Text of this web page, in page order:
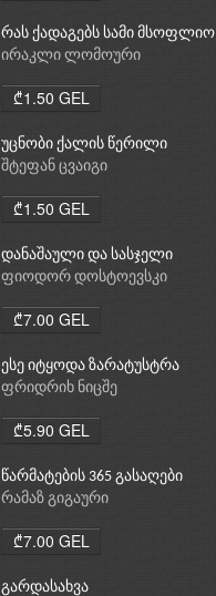
რას ქადაგებს სამი მსოფლიო
რელიგია: ბუდიზმი,
ირაკლი ლომოური
₾1.50 GEL
უცნობი ქალის წერილი
შტეფან ცვაიგი
₾1.50 GEL
დანაშაული და სასჯელი
ფიოდორ დოსტოევსკი
₾7.00 GEL
ესე იტყოდა ზარატუსტრა
ფრიდრიხ ნიცშე
₾5.90 GEL
წარმატების 365 გასაღები
რამაზ გიგაური
₾7.00 GEL
გარდასახვა